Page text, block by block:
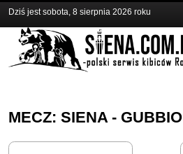
Dziś jest sobota, 8 sierpnia 2026 roku
MECZ: SIENA - GUBBIO